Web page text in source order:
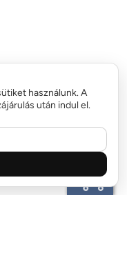
használunk. A
után indul el.